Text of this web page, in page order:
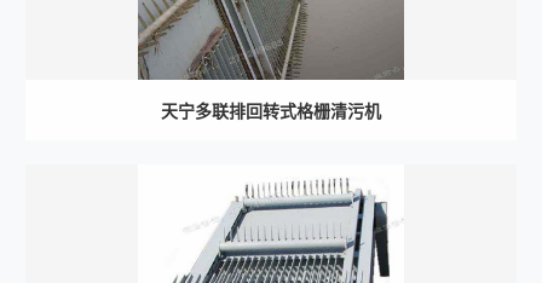
天宁多联排回转式格栅清污机